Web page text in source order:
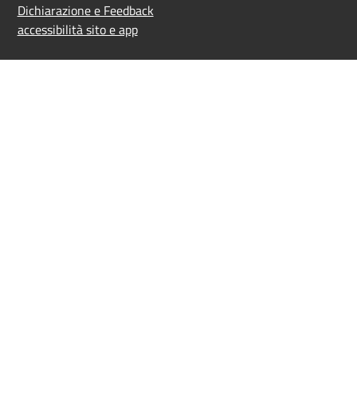
Dichiarazione e Feedback
accessibilità sito e app